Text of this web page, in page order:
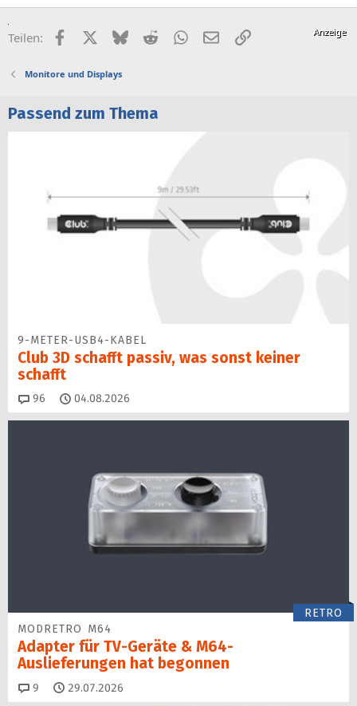
Teilen: FacebookX (Twitter)
BlueskyRedditWhatsApp
E-MailLink
Monitore und Displays
Passend zum Thema
9-METER-USB4-KABEL
Club 3D schafft passiv, was sonst keiner
schafft
96 Kommentare
04.08.2026
RETRO
MODRETRO M64
Adapter für TV-Geräte & M64-
Auslieferungen hat begon­nen
9 Kommentare
29.07.2026